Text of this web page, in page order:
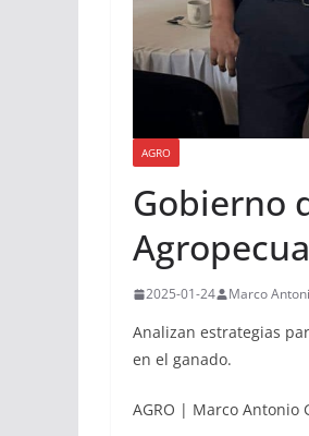
AGRO
Gobierno
2025-01-24 Marco
Analizan estrategias
en el ganado.
AGRO | Marco Antonio